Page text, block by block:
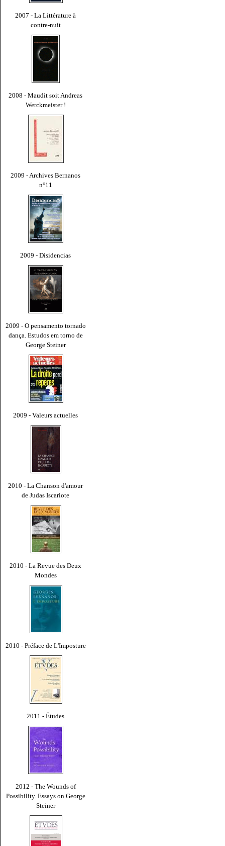
2007 - La Littérature à
contre-nuit
2008 - Maudit soit Andreas
Werckmeister !
2009 - Archives Bernanos
n°11
2009 - Disidencias
2009 - O pensamento tornado
dança. Estudos em torno de
George Steiner
2009 - Valeurs actuelles
2010 - La Chanson d'amour
de Judas Iscariote
2010 - La Revue des Deux
Mondes
2010 - Préface de L'Imposture
2011 - Études
2012 - The Wounds of
Possibility. Essays on George
Steiner